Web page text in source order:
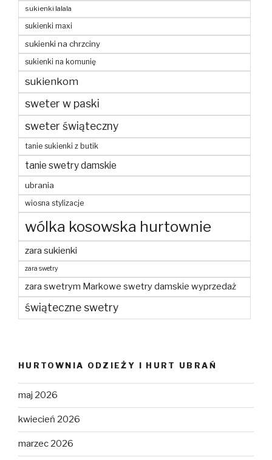
sukienki lalala
sukienki maxi
sukienki na chrzciny
sukienki na komunię
sukienkom
sweter w paski
sweter świąteczny
tanie sukienki z butik
tanie swetry damskie
ubrania
wiosna stylizacje
wólka kosowska hurtownie
zara sukienki
zara swetry
zara swetrym Markowe swetry damskie wyprzedaż
świąteczne swetry
HURTOWNIA ODZIEŻY I HURT UBRAŃ
maj 2026
kwiecień 2026
marzec 2026